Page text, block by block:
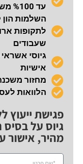
עד %100 משווי הבטוחה
השלמות הון
לתקופות
שעבודים
גיוסי
אישיות
מחזור
הלוואות
פגישת ייעוץ
גיוס על
מהיר, אישור